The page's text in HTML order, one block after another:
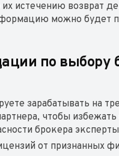
истечению возврат
можно будет
по выбору
зарабатывать на
чтобы
брокера
от признанных